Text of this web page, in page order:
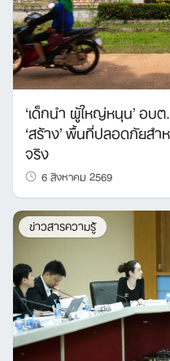
‘เด็กนำ ผู้ใหญ่หนุน’ อบต
‘สร้าง’ พื้นที่ปลอดภัยสำ
จริง
6 สิงหาคม 2569
ข่าวสารความรู้